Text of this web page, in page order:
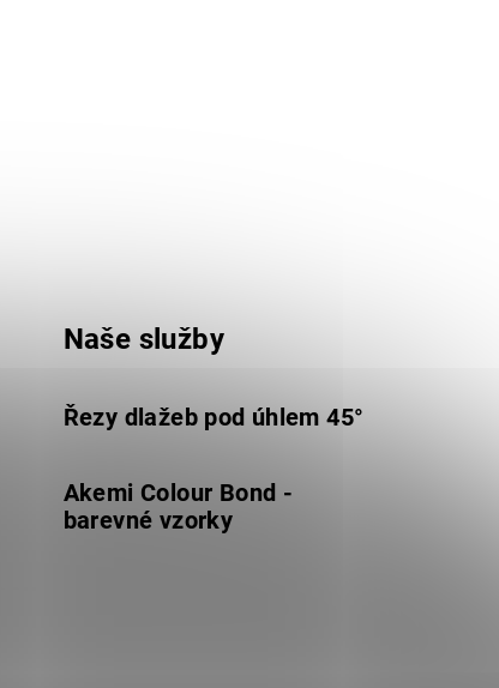
Naše služby
Řezy dlažeb pod úhlem 45°
Akemi Colour Bond -
barevné vzorky